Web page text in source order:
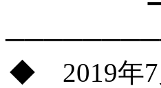
◆ 2019年7